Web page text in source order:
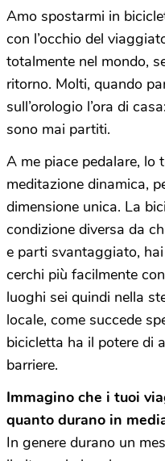
Amo spostarmi in
con l’occhio del
totalmente nel mondo,
ritorno. Molti, quando
sull’orologio l’ora di
sono mai partiti.
A me piace pedalare, lo
meditazione dinamica,
dimensione unica. La
condizione diversa da
e parti svantaggiato,
cerchi più facilmente
luoghi sei quindi nella
locale, come succede
bicicletta ha il potere di
barriere.
Immagino che i tuoi
quanto durano in
In genere durano un